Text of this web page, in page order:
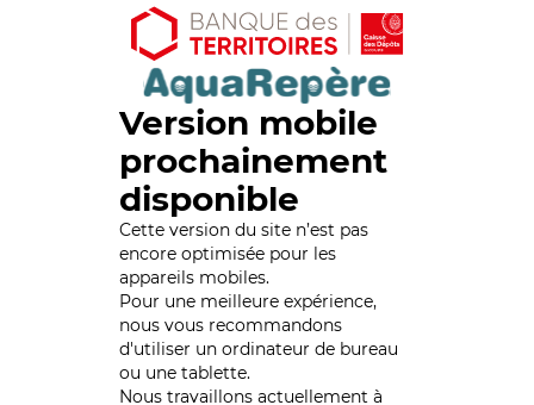
Version mobile
prochainement
disponible
Cette version du site n’est pas
encore optimisée pour les
appareils mobiles.
Pour une meilleure expérience,
nous vous recommandons
d'utiliser un ordinateur de bureau
ou une tablette.
Nous travaillons actuellement à